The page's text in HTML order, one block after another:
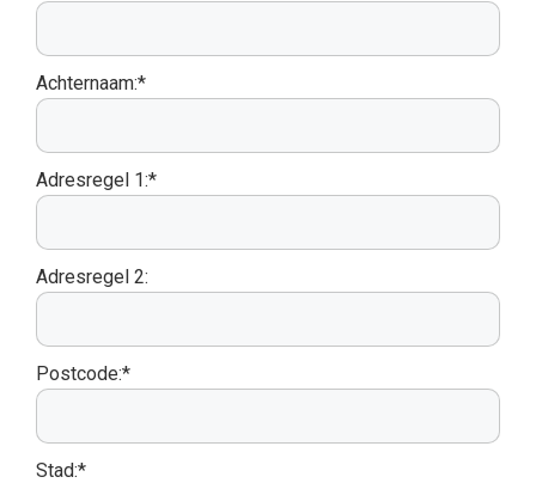
Achternaam:*
Adresregel 1:*
Adresregel 2:
Postcode:*
Stad:*